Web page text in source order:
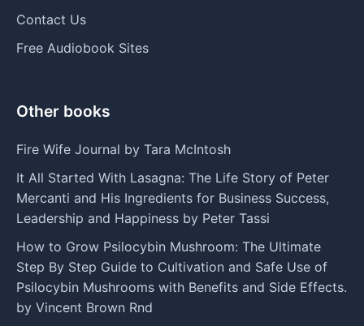
Contact Us
Free Audiobook Sites
Other books
Fire Wife Journal by Tara McIntosh
It All Started With Lasagna: The Life Story of Peter
Mercanti and His Ingredients for Business Success,
Leadership and Happiness by Peter Tassi
How to Grow Psilocybin Mushroom: The Ultimate
Step By Step Guide to Cultivation and Safe Use of
Psilocybin Mushrooms with Benefits and Side Effects.
by Vincent Brown Rnd